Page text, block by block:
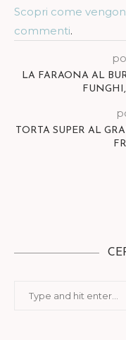
Scopri come
commenti.
LA FARAONA AL
TORTA SUPER AL